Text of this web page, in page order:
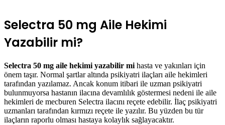
Selectra 50 mg Aile Hekimi
Yazabilir mi?
Selectra 50 mg aile hekimi yazabilir mi hasta ve yakınları için
önem taşır. Normal şartlar altında psikiyatri ilaçları aile hekimleri
tarafından yazılamaz. Ancak konum itibari ile uzman psikiyatri
bulunmuyorsa hastanın ilacına devamlılık göstermesi nedeni ile aile
hekimleri de mecburen Selectra ilacını reçete edebilir. İlaç psikiyatri
uzmanları tarafından kırmızı reçete ile yazılır. Bu yüzden bu tür
ilaçların raporlu olması hastaya kolaylık sağlayacaktır.